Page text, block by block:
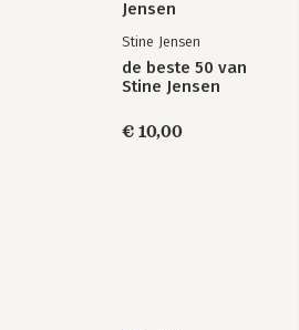
Stine Jensen
de beste 50 van
Stine Jensen
€ 10,00